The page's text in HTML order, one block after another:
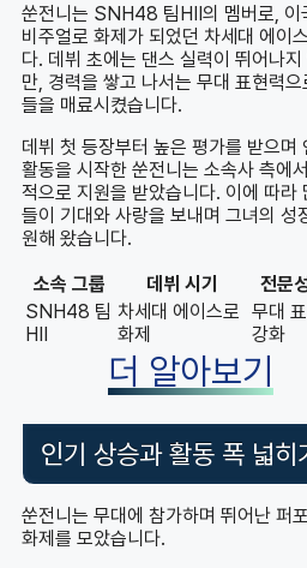
쑨전니는 SNH48 팀HII의 멤버로, 이
비주얼로 화제가 되었던 차세대 에이
다. 데뷔 초에는 댄스 실력이 뛰어나지
만, 경력을 쌓고 나서는 무대 표현력으
들을 매료시켰습니다.
데뷔 첫 등장부터 높은 평가를 받으며
활동을 시작한 쑨전니는 소속사 측에
적으로 지원을 받았습니다. 이에 따라
들이 기대와 사랑을 보내며 그녀의 성
원해 왔습니다.
소속 그룹
데뷔 시기
전문
SNH48 팀
HII
차세대 에이스로
화제
무대
강화
더 알아보기
인기 상승과 활동 폭 넓히
쑨전니는 무대에 참가하며 뛰어난 퍼
화제를 모았습니다.